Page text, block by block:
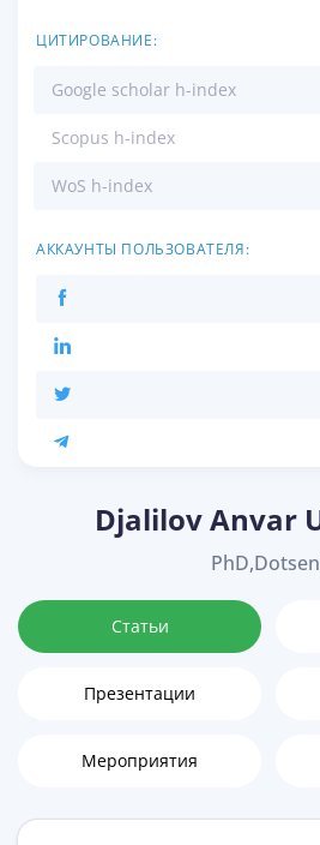
ЦИТИРОВАНИЕ:
Google scholar h-index
Scopus h-index
WoS h-index
АККАУНТЫ ПОЛЬЗОВАТЕЛЯ:
Djalilov Anvar
Статьи
Презентации
Мероприятия